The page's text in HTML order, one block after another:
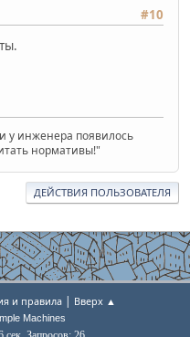
#10
у инженера появилось
нормативы!"
ДЕЙСТВИЯ ПОЛЬЗОВАТЕЛЯ
и правила | Вверх ▲
Machines